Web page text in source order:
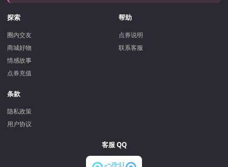
探索
圈内交友
商城好物
情感故事
点券充值
帮助
点券说明
联系客服
条款
隐私政策
用户协议
客服 QQ